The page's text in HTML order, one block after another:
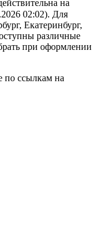
на
02:02). Для
Екатеринбург,
различные
при оформлении
по ссылкам на